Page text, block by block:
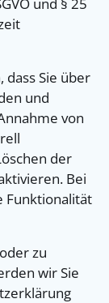
dass Sie über
und
von
der
Bei
Funktionalität
zu
wir Sie